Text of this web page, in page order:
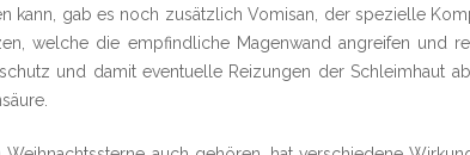
kann, gab es noch zusätzlich Vomisan, der spezielle
welche die empfindliche Magenwand angreifen und
und damit eventuelle Reizungen der Schleimhaut